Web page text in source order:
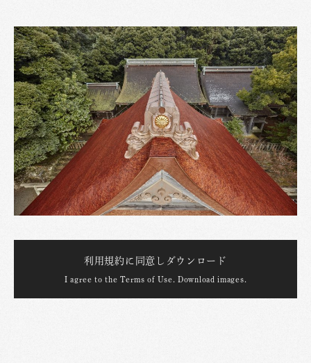
利用規約に同意しダウンロード
I agree to the Terms of Use. Download images.